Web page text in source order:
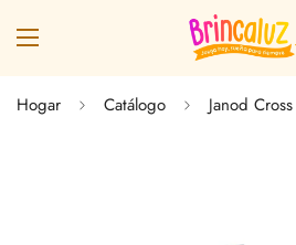
Hogar Catálogo